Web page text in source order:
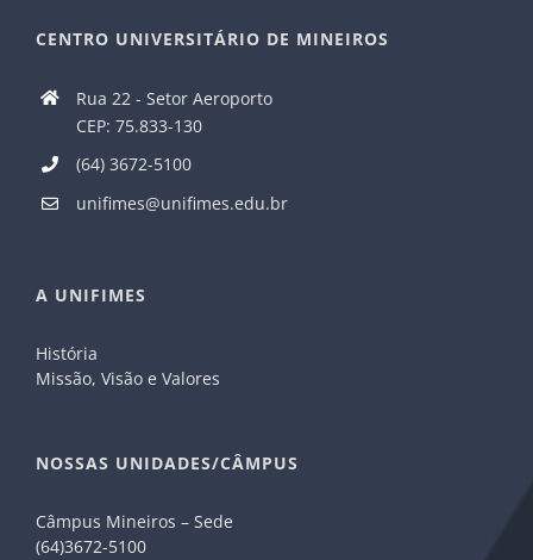
CENTRO UNIVERSITÁRIO DE MINEIROS
Rua 22 - Setor Aeroporto
CEP: 75.833-130
(64) 3672-5100
unifimes@unifimes.edu.br
A UNIFIMES
História
Missão, Visão e Valores
NOSSAS UNIDADES/CÂMPUS
Câmpus Mineiros – Sede
(64)3672-5100